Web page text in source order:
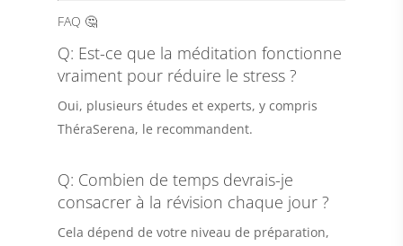
FAQ 🤔
Q: Est-ce que la méditation fonctionne
vraiment pour réduire le stress ?
Oui, plusieurs études et experts, y compris
ThéraSerena, le recommandent.
Q: Combien de temps devrais-je
consacrer à la révision chaque jour ?
Cela dépend de votre niveau de préparation,